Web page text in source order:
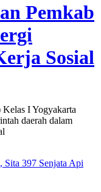
Pemkab
Sosial
I Yogyakarta
daerah dalam
Sita 397 Senjata Api